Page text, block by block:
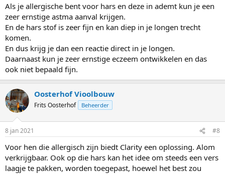
Als je allergische bent voor hars en deze in ademt kun je een
zeer ernstige astma aanval krijgen.
En de hars stof is zeer fijn en kan diep in je longen trecht
komen.
En dus krijg je dan een reactie direct in je longen.
Daarnaast kun je zeer ernstige eczeem ontwikkelen en das
ook niet bepaald fijn.
Oosterhof Vioolbouw
Frits Oosterhof Beheerder
8 jan 2021 #8
Voor hen die allergisch zijn biedt Clarity een oplossing. Alom
verkrijgbaar. Ook op die hars kan het idee om steeds een vers
laagje te pakken, worden toegepast, hoewel het best zou